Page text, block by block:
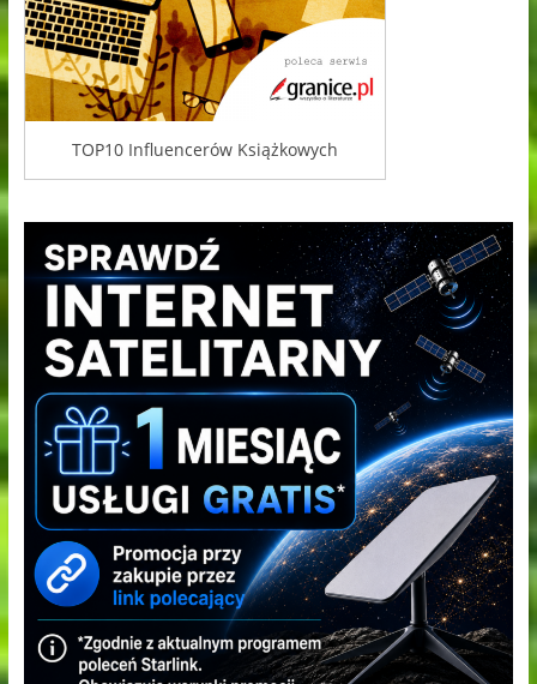
TOP10 Influencerów Książkowych